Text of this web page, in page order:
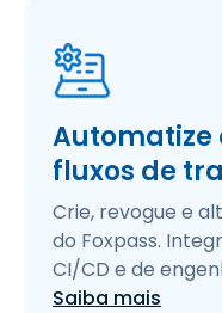
Automatize
fluxos de
Crie, revogue e
do Foxpass.
CI/CD e de
Saiba mais